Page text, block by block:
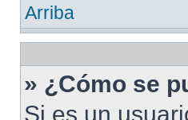
Arriba
» ¿Cómo se
Si es un